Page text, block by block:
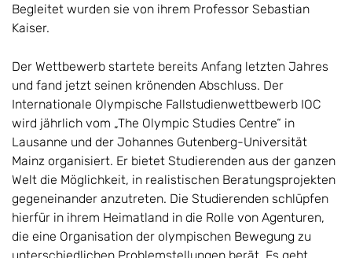
Begleitet wurden sie von ihrem Professor Sebastian
Kaiser.
Der Wettbewerb startete bereits Anfang letzten Jahres
und fand jetzt seinen krönenden Abschluss. Der
Internationale Olympische Fallstudienwettbewerb IOC
wird jährlich vom „The Olympic Studies Centre“ in
Lausanne und der Johannes Gutenberg-Universität
Mainz organisiert. Er bietet Studierenden aus der ganzen
Welt die Möglichkeit, in realistischen Beratungsprojekten
gegeneinander anzutreten. Die Studierenden schlüpfen
hierfür in ihrem Heimatland in die Rolle von Agenturen,
die eine Organisation der olympischen Bewegung zu
unterschiedlichen Problemstellungen berät. Es geht